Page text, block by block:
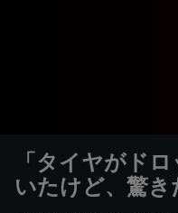
「タイヤがド
いたけど、驚き